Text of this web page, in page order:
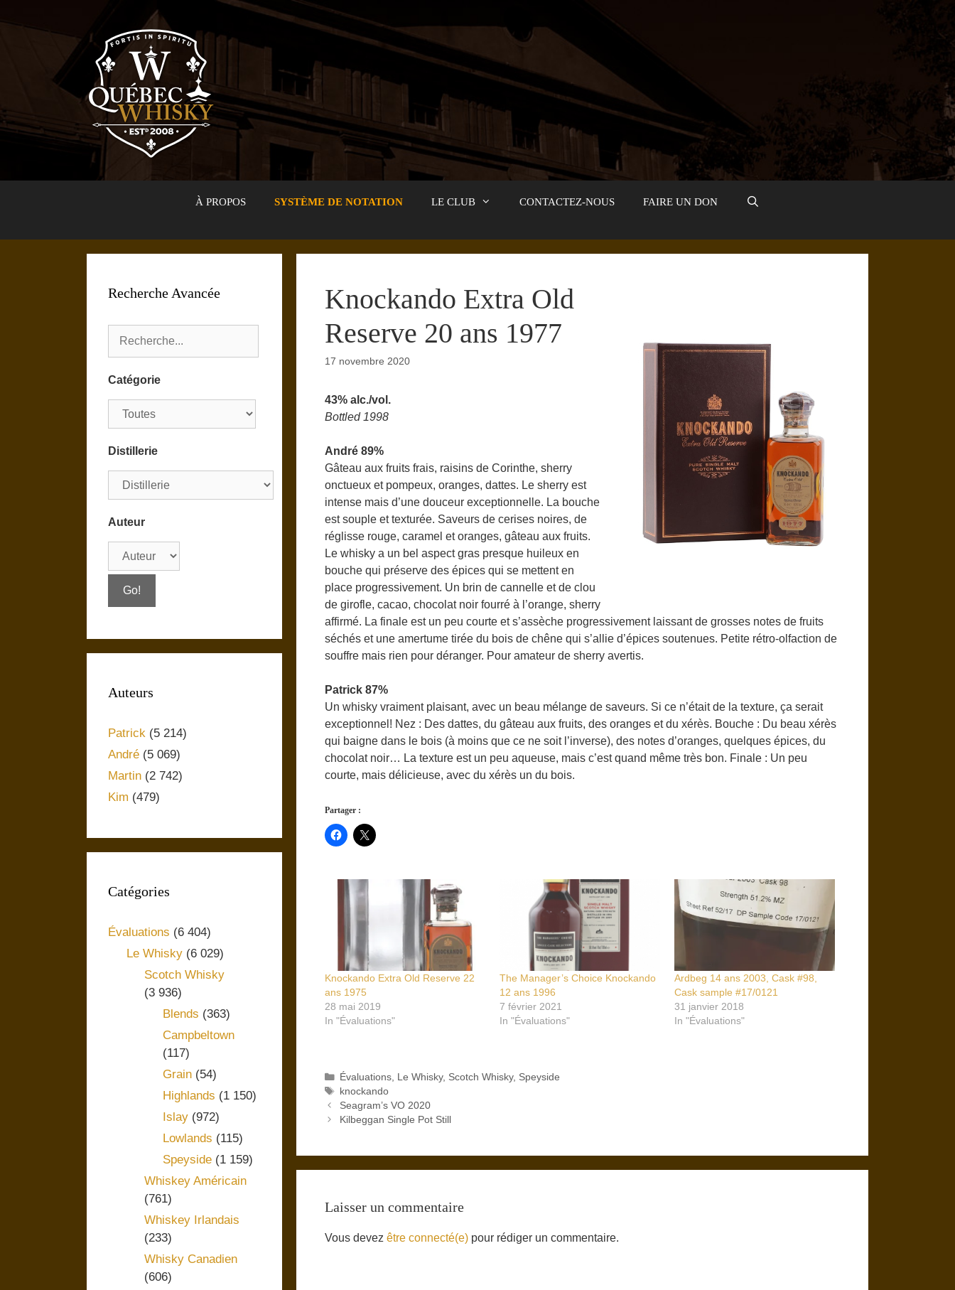
au
À PROPOS SYSTÈME DE NOTATION LE CLUB CONTACTEZ-NOUS FAIRE UN DON
Knockando Extra Old
Reserve 20 ans 1977
17 novembre 2020
43% alc./vol.
Bottled 1998
André 89%
Gâteau aux fruits frais, raisins de Corinthe, sherry
onctueux et pompeux, oranges, dattes. Le sherry est
intense mais d’une douceur exceptionnelle. La bouche
est souple et texturée. Saveurs de cerises noires, de
réglisse rouge, caramel et oranges, gâteau aux fruits.
Le whisky a un bel aspect gras presque huileux en
bouche qui préserve des épices qui se mettent en
place progressivement. Un brin de cannelle et de clou
de girofle, cacao, chocolat noir fourré à l’orange, sherry
affirmé. La finale est un peu courte et s’assèche progressivement laissant de grosses notes de fruits
séchés et une amertume tirée du bois de chêne qui s’allie d’épices soutenues. Petite rétro-olfaction de
souffre mais rien pour déranger. Pour amateur de sherry avertis.
Patrick 87%
Un whisky vraiment plaisant, avec un beau mélange de saveurs. Si ce n’était de la texture, ça serait
exceptionnel! Nez : Des dattes, du gâteau aux fruits, des oranges et du xérès. Bouche : Du beau xérès
qui baigne dans le bois (à moins que ce ne soit l’inverse), des notes d’oranges, quelques épices, du
chocolat noir… La texture est un peu aqueuse, mais c’est quand même très bon. Finale : Un peu
courte, mais délicieuse, avec du xérès un du bois.
Partager :
Knockando Extra Old Reserve 22
ans 1975
28 mai 2019
In "Évaluations"
The Manager’s Choice Knockando
12 ans 1996
7 février 2021
In "Évaluations"
Ardbeg 14 ans 2003, Cask #98,
Cask sample #17/0121
31 janvier 2018
In "Évaluations"
Catégories
Évaluations Le Whisky, Scotch Whisky, Speyside
Étiquettes
knockando
Seagram’s VO 2020
Kilbeggan Single Pot Still
Laisser un commentaire
Vous devez être connecté(e) pour rédiger un commentaire.
Recherche Avancée
Catégorie
Distillerie
Auteur
Auteurs
Patrick (5 214)
André (5 069)
Martin (2 742)
Kim (479)
Catégories
Évaluations (6 404)
Le Whisky(6 029)
Scotch Whisky
(3 936)
Blends (363)
Campbeltown
(117)
Grain(54)
Highlands (1 150)
Islay(972)
Lowlands (115)
Speyside(1 159)
Whiskey Américain
(761)
Whiskey Irlandais
(233)
Whisky Canadien
(606)